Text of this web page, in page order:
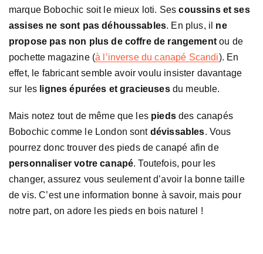
marque Bobochic soit le mieux loti. Sescoussins et ses
assises ne sont pas déhoussables. En plus, il ne
propose pas non plus de coffre de rangementou de
pochette magazine (à l’inverse du canapé Scandi). En
effet, le fabricant semble avoir voulu insister davantage
sur les lignes épurées et gracieusesdu meuble.
Mais notez tout de même que les piedsdes canapés
Bobochic comme le London sont dévissables. Vous
pourrez donc trouver des pieds de canapé afin de
personnaliser votre canapé. Toutefois, pour les
changer, assurez vous seulement d’avoir la bonne taille
de vis. C’est une information bonne à savoir, mais pour
notre part, on adore les pieds en bois naturel !